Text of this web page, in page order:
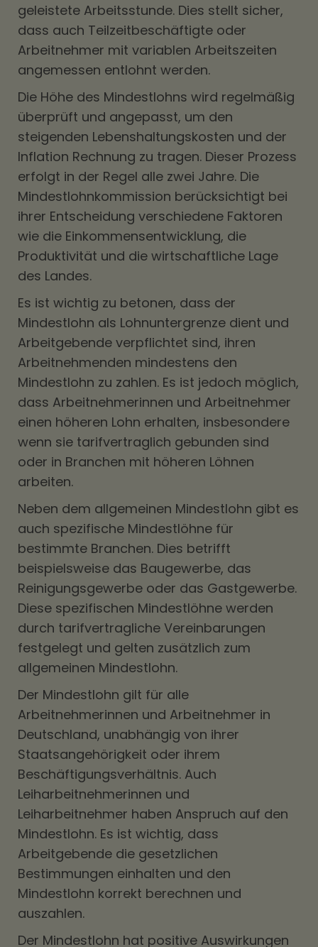
geleistete Arbeitsstunde. Dies stellt sicher,
dass auch Teilzeitbeschäftigte oder
Arbeitnehmer mit variablen Arbeitszeiten
angemessen entlohnt werden.
Die Höhe des Mindestlohns wird regelmäßig
überprüft und angepasst, um den
steigenden Lebenshaltungskosten und der
Inflation Rechnung zu tragen. Dieser Prozess
erfolgt in der Regel alle zwei Jahre. Die
Mindestlohnkommission berücksichtigt bei
ihrer Entscheidung verschiedene Faktoren
wie die Einkommensentwicklung, die
Produktivität und die wirtschaftliche Lage
des Landes.
Es ist wichtig zu betonen, dass der
Mindestlohn als Lohnuntergrenze dient und
Arbeitgebende verpflichtet sind, ihren
Arbeitnehmenden mindestens den
Mindestlohn zu zahlen. Es ist jedoch möglich,
dass Arbeitnehmerinnen und Arbeitnehmer
einen höheren Lohn erhalten, insbesondere
wenn sie tarifvertraglich gebunden sind
oder in Branchen mit höheren Löhnen
arbeiten.
Neben dem allgemeinen Mindestlohn gibt es
auch spezifische Mindestlöhne für
bestimmte Branchen. Dies betrifft
beispielsweise das Baugewerbe, das
Reinigungsgewerbe oder das Gastgewerbe.
Diese spezifischen Mindestlöhne werden
durch tarifvertragliche Vereinbarungen
festgelegt und gelten zusätzlich zum
allgemeinen Mindestlohn.
Der Mindestlohn gilt für alle
Arbeitnehmerinnen und Arbeitnehmer in
Deutschland, unabhängig von ihrer
Staatsangehörigkeit oder ihrem
Beschäftigungsverhältnis. Auch
Leiharbeitnehmerinnen und
Leiharbeitnehmer haben Anspruch auf den
Mindestlohn. Es ist wichtig, dass
Arbeitgebende die gesetzlichen
Bestimmungen einhalten und den
Mindestlohn korrekt berechnen und
auszahlen.
Der Mindestlohn hat positive Auswirkungen